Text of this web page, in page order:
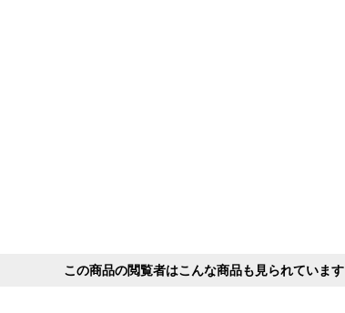
この商品の閲覧者はこんな商品も見られています